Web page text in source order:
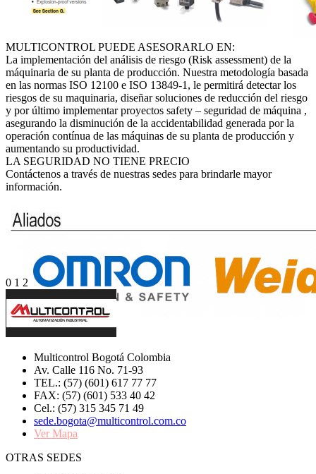
MULTICONTROL PUEDE ASESORARLO EN:
La implementación del análisis de riesgo (Risk assessment) de la
máquinaria de su planta de producción. Nuestra metodología basada
en las normas ISO 12100 e ISO 13849-1, le permitirá detectar los
riesgos de su maquinaria, diseñar soluciones de reducción del riesgo
y por último implementar proyectos safety – seguridad de máquina ,
asegurando la disminución de la accidentabilidad generada por la
operación contínua de las máquinas de su planta de producción y
aumentando su productividad.
LA SEGURIDAD NO TIENE PRECIO
Contáctenos a través de nuestras sedes para brindarle mayor
información.
0 1 2
Multicontrol Bogotá Colombia
Av. Calle 116 No. 71-93
TEL.: (57) (601) 617 77 77
FAX: (57) (601) 533 40 42
Cel.: (57) 315 345 71 49
sede.bogota@multicontrol.com.co
Ver Mapa
OTRAS SEDES